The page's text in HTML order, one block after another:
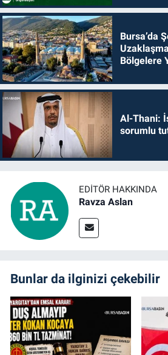
Bursa’da
Bölgelere
Al-Thani:
sorumlu
EDITÖR HAKKINDA
Ravza Aslan
Bunlar da ilginizi çekebilir